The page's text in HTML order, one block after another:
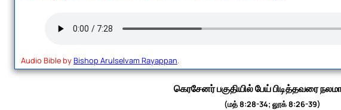
Audio Bible byBishop Arulselvam Rayappan.
கெரசேனர் பகுதியில் பேய் பிடித்தவரை
(மத் 8:28-34; லூக் 8:26-39)